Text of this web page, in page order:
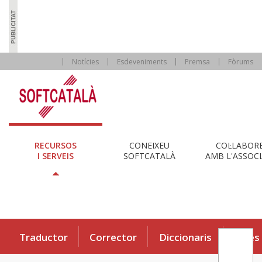
Notícies Esdeveniments Premsa Fòrums
RECURSOS
I SERVEIS
CONEIXEU
SOFTCATALÀ
AMB
Traductor Corrector Diccionaris Eines